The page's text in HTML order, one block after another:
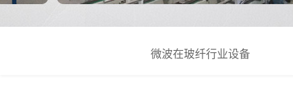
微波在玻纤行业设备